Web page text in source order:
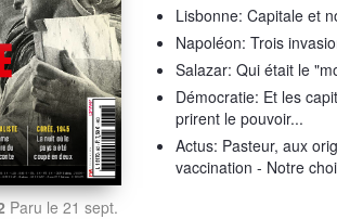
Paru le 21 sept.
Lisbonne: Capitale et
Napoléon: Trois
Salazar: Qui était le
Démocratie: Et les
prirent le pouvoir...
Actus: Pasteur, aux
vaccination - Notre